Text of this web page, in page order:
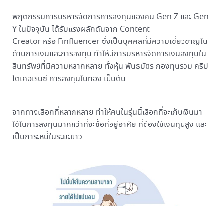
พฤติกรรมการบริหารจัดการการลงทุนของคน Gen Z และ Gen
Y ในปัจจุบัน ได้รับแรงผลักดันจาก Content
Creator หรือ Finfluencer ซึ่งเป็นบุคคลที่มีความเชี่ยวชาญใน
ด้านการเงินและการลงทุน ทำให้มีการบริหารจัดการเงินลงทุนใน
สินทรัพย์ที่มีความหลากหลาย ทั้งหุ้น พันธบัตร กองทุนรวม คริป
โตเคอเรนซี การลงทุนในทอง เป็นต้น
จากทางเลือกที่หลากหลาย ทำให้คนในรุ่นนี้เลือกที่จะเก็บเงินมา
ใช้ในการลงทุนมากกว่าที่จะซื้อที่อยู่อาศัย ที่ต้องใช้เงินทุนสูง และ
เป็นภาระหนี้ในระยะยาว